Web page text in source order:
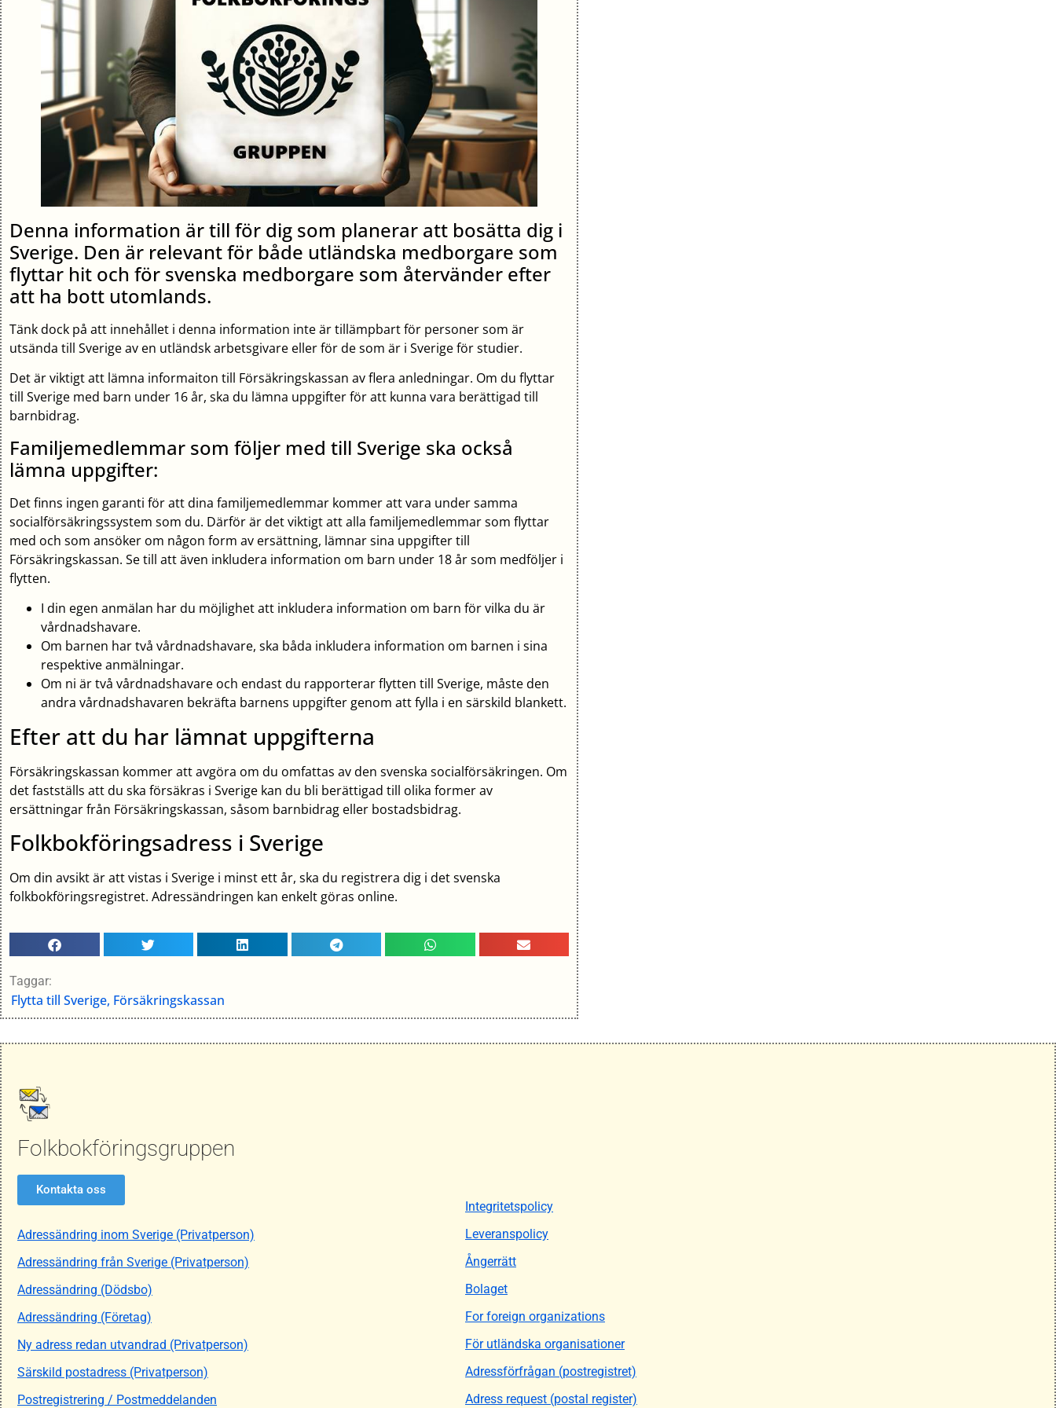
Denna information är till för dig som planerar att bosätta dig i
Sverige. Den är relevant för både utländska medborgare som
flyttar hit och för svenska medborgare som återvänder efter
att ha bott utomlands.
Tänk dock på att innehållet i denna information inte är tillämpbart för personer som är
utsända till Sverige av en utländsk arbetsgivare eller för de som är i Sverige för studier.
Det är viktigt att lämna informaiton till Försäkringskassan av flera anledningar. Om du flyttar
till Sverige med barn under 16 år, ska du lämna uppgifter för att kunna vara berättigad till
barnbidrag.
Familjemedlemmar som följer med till Sverige ska också
lämna uppgifter:
Det finns ingen garanti för att dina familjemedlemmar kommer att vara under samma
socialförsäkringssystem som du. Därför är det viktigt att alla familjemedlemmar som flyttar
med och som ansöker om någon form av ersättning, lämnar sina uppgifter till
Försäkringskassan. Se till att även inkludera information om barn under 18 år som medföljer i
flytten.
I din egen anmälan har du möjlighet att inkludera information om barn för vilka du är
vårdnadshavare.
Om barnen har två vårdnadshavare, ska båda inkludera information om barnen i sina
respektive anmälningar.
Om ni är två vårdnadshavare och endast du rapporterar flytten till Sverige, måste den
andra vårdnadshavaren bekräfta barnens uppgifter genom att fylla i en särskild blankett.
Efter att du har lämnat uppgifterna
Försäkringskassan kommer att avgöra om du omfattas av den svenska socialförsäkringen. Om
det fastställs att du ska försäkras i Sverige kan du bli berättigad till olika former av
ersättningar från Försäkringskassan, såsom barnbidrag eller bostadsbidrag.
Folkbokföringsadress i Sverige
Om din avsikt är att vistas i Sverige i minst ett år, ska du registrera dig i det svenska
folkbokföringsregistret. Adressändringen kan enkelt göras online.
Taggar:
Flytta till Sverige, Försäkringskassan
Folkbokföringsgruppen
Kontakta oss
Adressändring inom Sverige (Privatperson)
Adressändring från Sverige (Privatperson)
Adressändring (Dödsbo)
Adressändring (Företag)
Ny adress redan utvandrad (Privatperson)
Särskild postadress (Privatperson)
Postregistrering / Postmeddelanden
Integritetspolicy
Leveranspolicy
Ångerrätt
Bolaget
For foreign organizations
För utländska organisationer
Adressförfrågan (postregistret)
Adress request (postal register)